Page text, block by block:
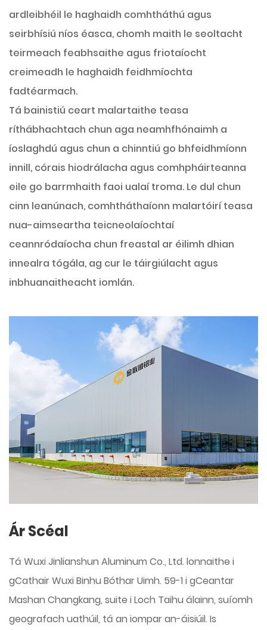
ardleibhéil le haghaidh comhtháthú agus
seirbhísiú níos éasca, chomh maith le seoltacht
teirmeach feabhsaithe agus friotaíocht
creimeadh le haghaidh feidhmíochta
fadtéarmach.
Tá bainistiú ceart malartaithe teasa
ríthábhachtach chun aga neamhfhónaimh a
íoslaghdú agus chun a chinntiú go bhfeidhmíonn
innill, córais hiodrálacha agus comhpháirteanna
eile go barrmhaith faoi ualaí troma. Le dul chun
cinn leanúnach, comhtháthaíonn malartóirí teasa
nua-aimseartha teicneolaíochtaí
ceannródaíocha chun freastal ar éilimh dhian
innealra tógála, ag cur le táirgiúlacht agus
inbhuanaitheacht iomlán.
Ár Scéal
Tá Wuxi Jinlianshun Aluminum Co., Ltd. lonnaithe i
gCathair Wuxi Binhu Bóthar Uimh. 59-1 i gCeantar
Mashan Changkang, suite i Loch Taihu álainn, suíomh
geografach uathúil, tá an iompar an-áisiúil. Is